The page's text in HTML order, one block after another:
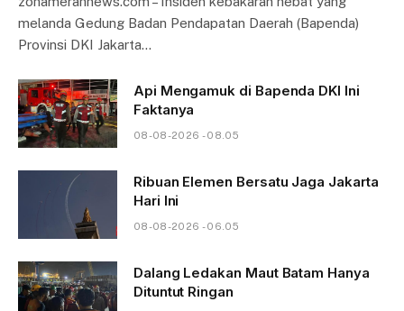
melanda Gedung Badan Pendapatan Daerah (Bapenda)
Provinsi DKI Jakarta…
Api Mengamuk di Bapenda DKI Ini
Faktanya
08-08-2026 - 08.05
Ribuan Elemen Bersatu Jaga Jakarta
Hari Ini
08-08-2026 - 06.05
Dalang Ledakan Maut Batam Hanya
Dituntut Ringan